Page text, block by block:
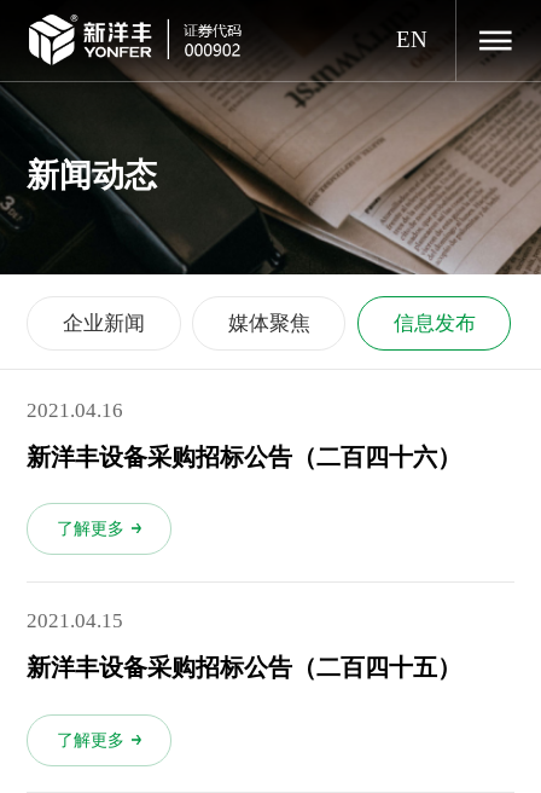
EN
新闻动态
企业新闻 媒体聚焦 信息发布
2021.04.16
新洋丰设备采购招标公告（二百四十六）
了解更多
2021.04.15
新洋丰设备采购招标公告（二百四十五）
了解更多